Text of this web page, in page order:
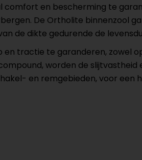
en bescherming te
De Ortholite binnenzool
de dikte gedurende de
tractie te garanderen, zowel
worden de
en remgebieden, voor een